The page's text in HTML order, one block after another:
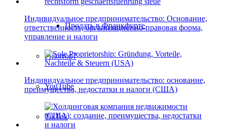
Продать в Франкфурте
Риэлтор?
YouTube
TikTok
Индивидуальное предпринимательство: Основание,
ответственность, организационно-правовая форма,
управление и налоги
Индивидуальное предпринимательство: основание,
преимущества, недостатки и налоги (США)